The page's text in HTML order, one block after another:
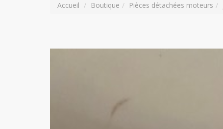
Accueil Boutique Pièces détachées moteurs